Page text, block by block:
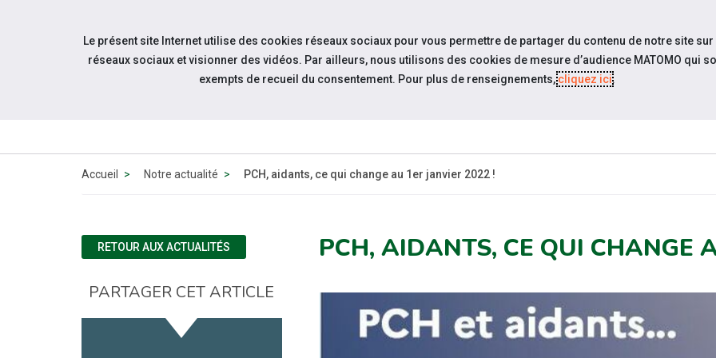
Aller au contenu
QUI
ESPACE
Accueil Notre actualité PCH, aidants, ce qui change au 1er janvier 2022 !
PCH, AIDANTS, CE QUI CHANGE
RETOUR AUX ACTUALITÉS
PARTAGER CET ARTICLE
Le présent site Internet utilise des cookies réseaux sociaux pour vous permettre de partager du contenu de notre site sur
réseaux sociaux et visionner des vidéos. Par ailleurs, nous utilisons des cookies de mesure d’audience MATOMO qui
exempts de recueil du consentement. Pour plus de renseignements,cliquez ici.